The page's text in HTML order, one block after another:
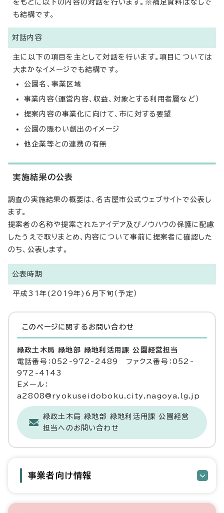
をもとに以下の内容の対話を行います。※補足資料はなしで
も結構です。
対話内容
主に以下の項目を主として対話を行います。項目については
大まかなイメージでも結構です。
公園名、事業区域
事業内容（運営内容、収益、対象とする利用者層など）
提案内容の事業化に向けて、市に対する要望
公園の賑わい創出のイメージ
他企業等との連携の有無
実施結果の公表
調査の実施結果の概要は、名古屋市公式ウェブサイトで公表し
ます。
提案者の名称や提案されたアイデア及びノウハウの保護に配慮
したうえで取りまとめ、内容について事前に提案者に確認した
のち、公表します。
公表時期
平成31年(2019年)6月下旬（予定）
このページに関する お問い合わせ
緑政土木局 緑地部 緑地利活用課 公園経営担当
電話番号：052-972-2489 ファクス番号：052-
972-4143
Eメール：
a2808@ryokuseidoboku.city.nagoya.lg.jp
緑政土木局 緑地部 緑地利活用課 公園経営
担当へのお問い合わせ
事業者向け情報